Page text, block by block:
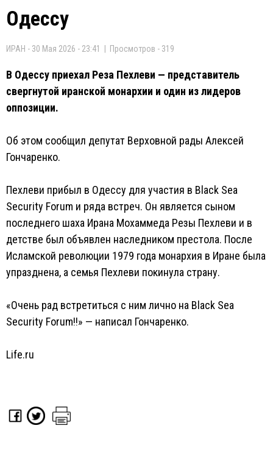
Одессу
ИРАН - 30 Мая 2026 - 23:41 | Просмотров - 319
В Одессу приехал Реза Пехлеви — представитель
свергнутой иранской монархии и один из лидеров
оппозиции.
Об этом сообщил депутат Верховной рады Алексей
Гончаренко.
Пехлеви прибыл в Одессу для участия в Black Sea
Security Forum и ряда встреч. Он является сыном
последнего шаха Ирана Мохаммеда Резы Пехлеви и в
детстве был объявлен наследником престола. После
Исламской революции 1979 года монархия в Иране была
упразднена, а семья Пехлеви покинула страну.
«Очень рад встретиться с ним лично на Black Sea
Security Forum!!» — написал Гончаренко.
Life.ru